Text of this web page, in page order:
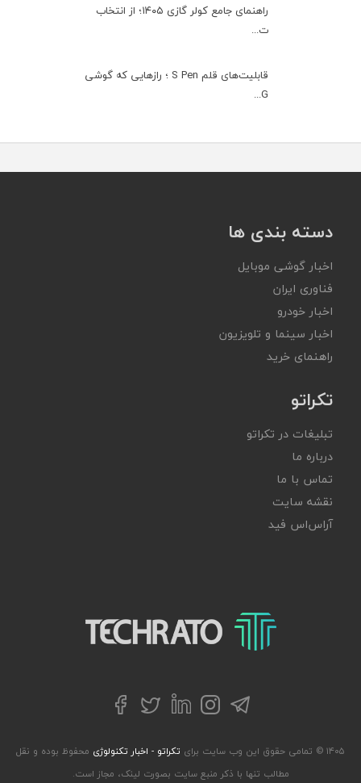
راهنمای جامع کولر گازی ۱۴۰۵؛ از انتخاب
ت...
قابلیت‌های قلم S Pen ؛ رازهایی که گوشی
G...
دسته بندی ها
اخبار گوشی موبایل
فناوری ایران
اخبار خودرو
اخبار سینما و تلویزیون
راهنمای خرید
تکراتو
تبلیغات در تکراتو
درباره ما
تماس با ما
نقشه سایت
آر‌اس‌اس فید
تکراتو – زندگی با تکنولوژی
تلگراماینستاگرام
لینکداینتوییترفیسبوک
۱۴۰۵ © تمامی حقوق این وب سایت برای تکراتو - اخبار تکنولوژی محفوظ بوده و نقل
مطالب تنها با ذکر منبع سایت بصورت لینک، مجاز است.